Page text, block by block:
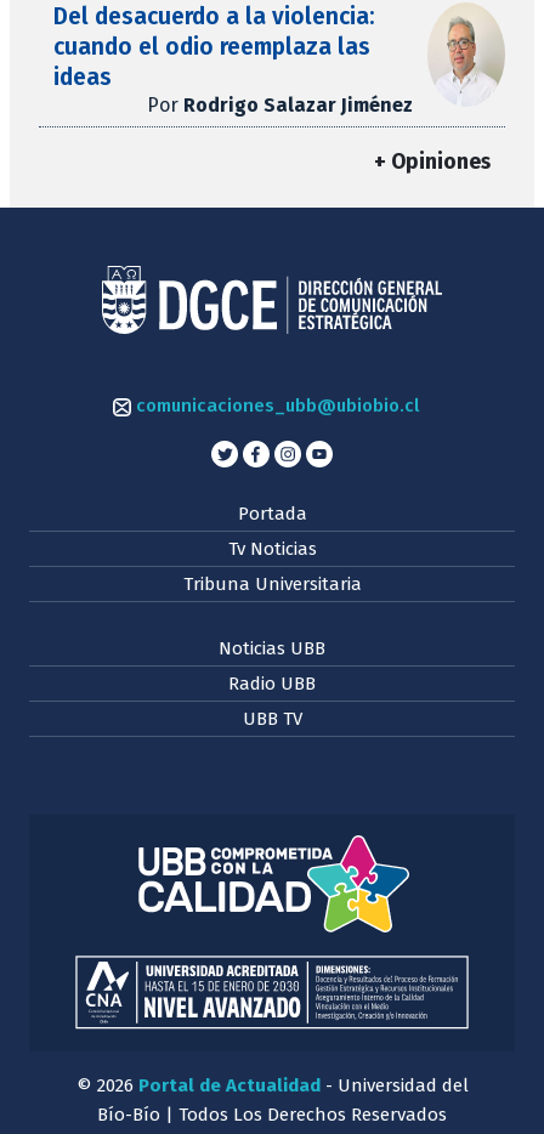
Del desacuerdo a la violencia:
cuando el odio reemplaza las
ideas
Por Rodrigo Salazar Jiménez
+ Opiniones
comunicaciones_ubb@ubiobio.cl
Portada
Tv Noticias
Tribuna Universitaria
Noticias UBB
Radio UBB
UBB TV
© 2026 Portal de Actualidad- Universidad del
Bío-Bío | Todos Los Derechos Reservados